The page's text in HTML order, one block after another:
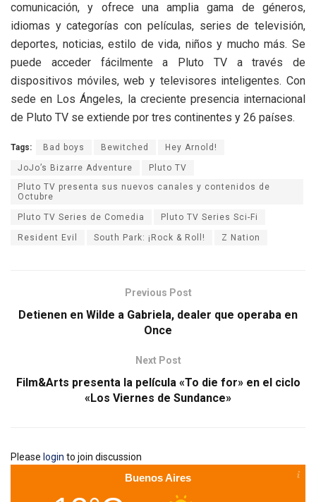
comunicación, y ofrece una amplia gama de géneros,
idiomas y categorías con películas, series de televisión,
deportes, noticias, estilo de vida, niños y mucho más. Se
puede acceder fácilmente a Pluto TV a través de
dispositivos móviles, web y televisores inteligentes. Con
sede en Los Ángeles, la creciente presencia internacional
de Pluto TV se extiende por tres continentes y 26 países.
Tags: Bad boys Bewitched Hey Arnold!
JoJo’s Bizarre Adventure
Pluto TV
Pluto TV presenta sus nuevos canales y contenidos de
Octubre
Pluto TV Series de Comedia Pluto TV Series Sci-Fi
Resident Evil South Park: ¡Rock & Roll! Z Nation
Previous Post
Detienen en Wilde a Gabriela, dealer que operaba en
Once
Next Post
Film&Arts presenta la película «To die for» en el ciclo
«Los Viernes de Sundance»
Please login to join discussion
Buenos Aires